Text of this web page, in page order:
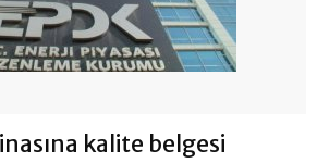
kalite belgesi